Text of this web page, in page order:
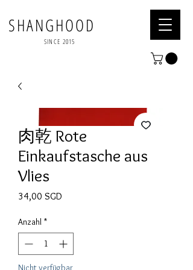
SHANGHOOD
SINCE 2015
肉乾 Rote
Einkaufstasche aus
Vlies
34,00 SGD
Anzahl *
Nicht verfügbar